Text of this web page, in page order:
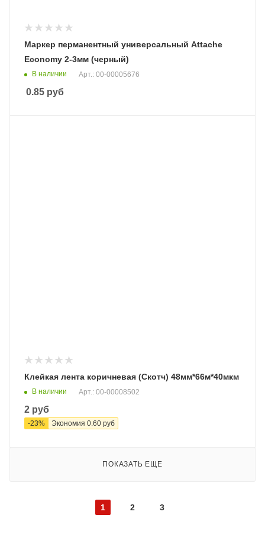
Маркер перманентный универсальный Attache
Economy 2-3мм (черный)
В наличии Арт.: 00-00005676
0.85 руб
Клейкая лента коричневая (Скотч) 48мм*66м*40мкм
В наличии Арт.: 00-00008502
2 руб
-23% Экономия 0.60 руб
ПОКАЗАТЬ ЕЩЕ
1 2 3